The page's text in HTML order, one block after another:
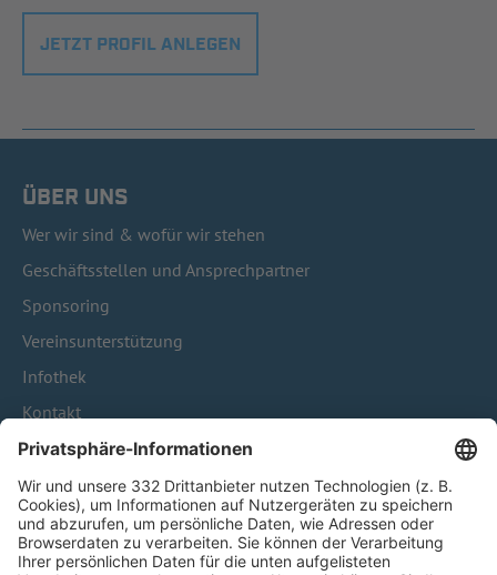
JETZT PROFIL ANLEGEN
ÜBER UNS
Wer wir sind & wofür wir stehen
Geschäftsstellen und Ansprechpartner
Sponsoring
Vereinsunterstützung
Infothek
Kontakt
HÄUFIG BESUCHTE SEITEN
Pässe und Vereinswechsel
Trainerausbildung